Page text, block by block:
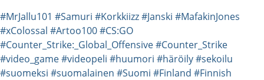
#MrJallu101 #Samuri #Korkkiizz#Janski #MafakinJones
#xColossal #Artoo100#CS:GO
#Counter_Strike:_Global_Offensive#Counter_Strike
#video_game#videopeli #huumori #häröily#sekoilu
#suomeksi #suomalainen #Suomi #Finland #Finnish